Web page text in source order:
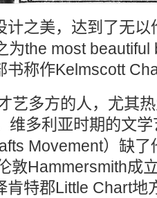
计之美，达到了无
为the most
书称作Kelmscott
艺多方的人，尤其
维多利亚时期的文学
Movement）缺
敦Hammersmith成
肯特郡Little Chart地